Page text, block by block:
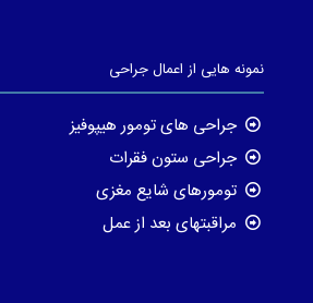
نمونه هایی از اعمال جراحی
جراحی های تومور هیپوفیز
جراحی ستون فقرات
تومورهای شایع مغزی
مراقبتهای بعد از عمل